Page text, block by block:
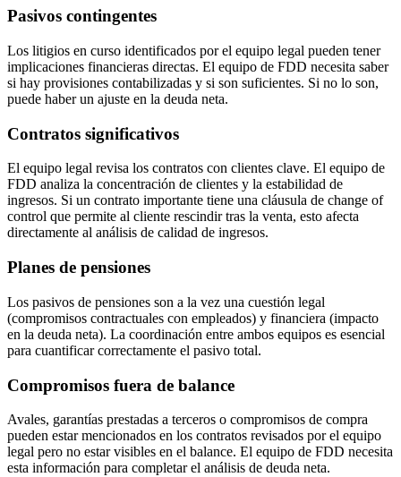
Pasivos contingentes
Los litigios en curso identificados por el equipo legal pueden tener
implicaciones financieras directas. El equipo de FDD necesita saber
si hay provisiones contabilizadas y si son suficientes. Si no lo son,
puede haber un ajuste en la deuda neta.
Contratos significativos
El equipo legal revisa los contratos con clientes clave. El equipo de
FDD analiza la concentración de clientes y la estabilidad de
ingresos. Si un contrato importante tiene una cláusula de change of
control que permite al cliente rescindir tras la venta, esto afecta
directamente al análisis de calidad de ingresos.
Planes de pensiones
Los pasivos de pensiones son a la vez una cuestión legal
(compromisos contractuales con empleados) y financiera (impacto
en la deuda neta). La coordinación entre ambos equipos es esencial
para cuantificar correctamente el pasivo total.
Compromisos fuera de balance
Avales, garantías prestadas a terceros o compromisos de compra
pueden estar mencionados en los contratos revisados por el equipo
legal pero no estar visibles en el balance. El equipo de FDD necesita
esta información para completar el análisis de deuda neta.